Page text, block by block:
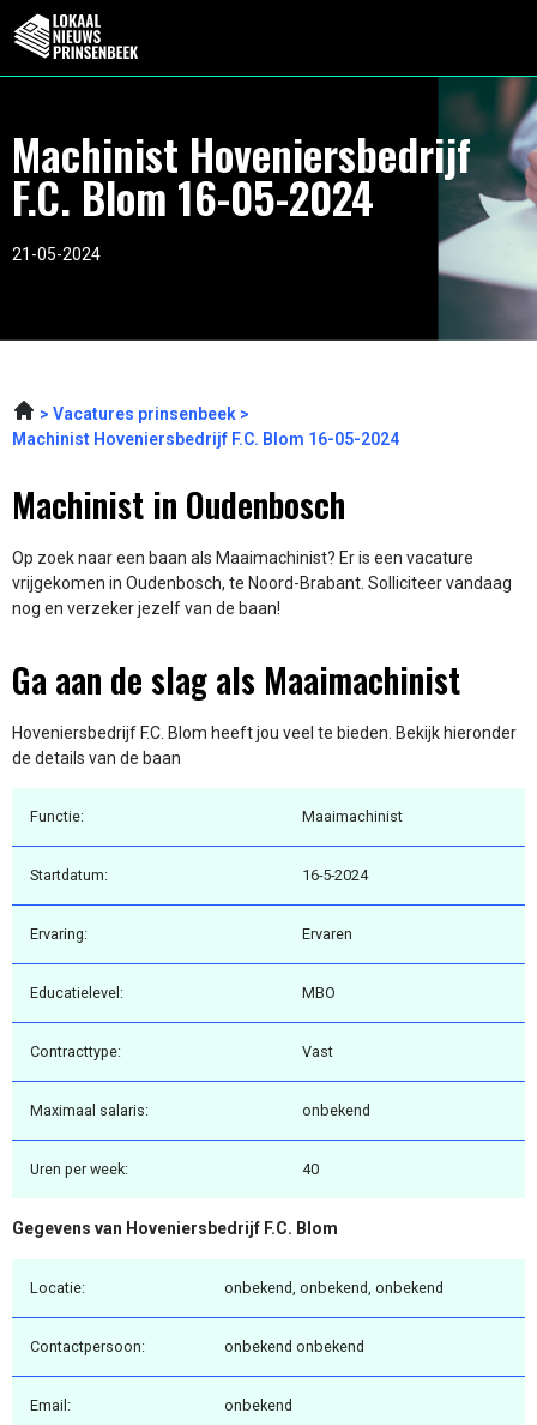
Machinist Hoveniersbedrijf
F.C. Blom 16-05-2024
21-05-2024
Vacatures prinsenbeek
Machinist Hoveniersbedrijf F.C. Blom 16-05-2024
Machinist in Oudenbosch
Op zoek naar een baan als Maaimachinist? Er is een vacature
vrijgekomen in Oudenbosch, te Noord-Brabant. Solliciteer vandaag
nog en verzeker jezelf van de baan!
Ga aan de slag als Maaimachinist
Hoveniersbedrijf F.C. Blom heeft jou veel te bieden. Bekijk hieronder
de details van de baan
Functie: Maaimachinist
Startdatum: 16-5-2024
Ervaring: Ervaren
Educatielevel: MBO
Contracttype: Vast
Maximaal salaris: onbekend
Uren per week: 40
Gegevens van Hoveniersbedrijf F.C. Blom
Locatie: onbekend, onbekend, onbekend
Contactpersoon: onbekend onbekend
Email: onbekend